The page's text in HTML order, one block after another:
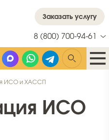
8 (800) 700-94-61
Заказать услугу
ИСО и ХАССП
ИСО